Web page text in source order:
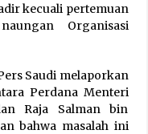
kecuali pertemuan
Organisasi
Saudi melaporkan
Perdana Menteri
Raja Salman bin
bahwa masalah ini